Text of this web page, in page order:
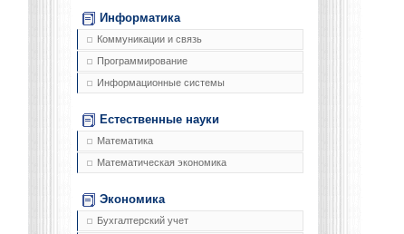
Информатика
Коммуникации и связь
Программирование
Информационные системы
Естественные науки
Математика
Математическая экономика
Экономика
Бухгалтерский учет